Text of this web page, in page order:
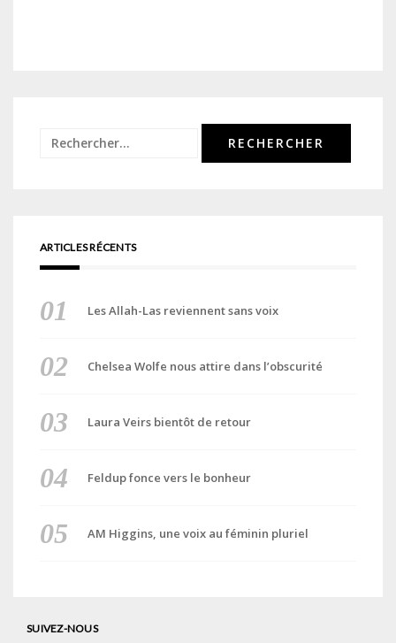
Rechercher :
ARTICLES RÉCENTS
Les Allah-Las reviennent sans voix
Chelsea Wolfe nous attire dans l’obscurité
Laura Veirs bientôt de retour
Feldup fonce vers le bonheur
AM Higgins, une voix au féminin pluriel
SUIVEZ-NOUS